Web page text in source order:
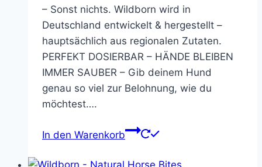
– Sonst nichts. Wildborn wird in
Deutschland entwickelt & hergestellt –
hauptsächlich aus regionalen Zutaten.
PERFEKT DOSIERBAR – HÄNDE BLEIBEN
IMMER SAUBER – Gib deinem Hund
genau so viel zur Belohnung, wie du
möchtest….
In den Warenkorb